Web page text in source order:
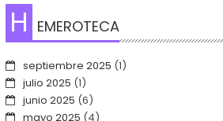
H EMEROTECA
septiembre 2025 (1)
julio 2025 (1)
junio 2025 (6)
mayo 2025 (4)